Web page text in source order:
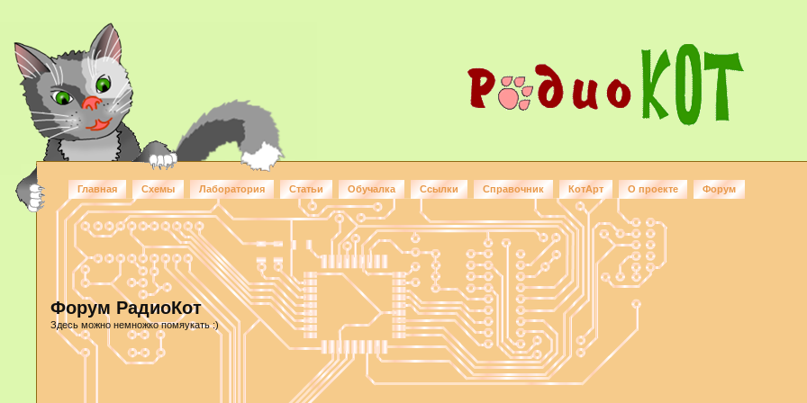
Главная Схемы Лаборатория Статьи Обучалка Ссылки Справочник КотАрт О проекте Форум
Форум РадиоКот
Здесь можно немножко помяукать :)